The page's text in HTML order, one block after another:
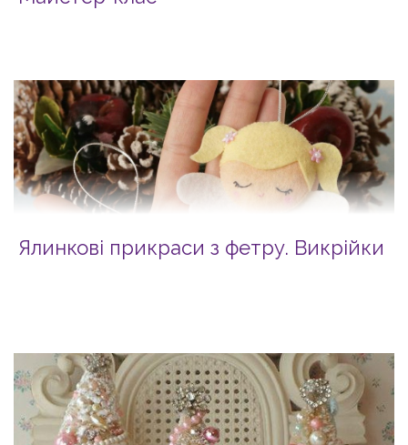
Ялинкові прикраси з фетру. Викрійки